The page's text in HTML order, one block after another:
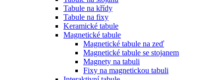
Tabule na křídy
Tabule na fixy
Keramické tabule
Magnetické tabule
Magnetické tabule na zeď
Magnetické tabule se stojanem
Magnety na tabuli
Fixy na magnetickou tabuli